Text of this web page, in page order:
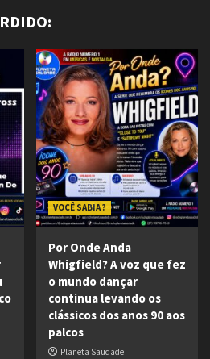
VOCÊ SABIA ?
Por Onde Anda
Whigfield? A voz que fez
o mundo dançar
continua levando os
clássicos dos anos 90 aos
palcos
Planeta Saudade